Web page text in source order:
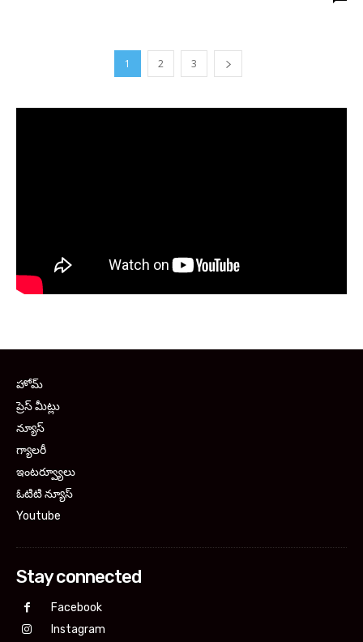
1 2 3
హోమ్
ప్రెస్ మీట్లు
న్యూస్
గ్యాలరీ
ఇంటర్వ్యూలు
ఓటిటి న్యూస్
Youtube
Stay connected
Facebook
Instagram